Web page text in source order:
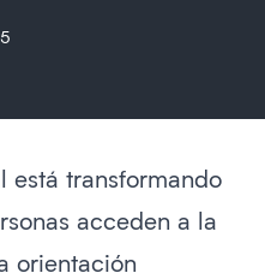
está transformando
acceden a la
orientación